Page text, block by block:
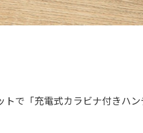
で「充電式カラビナ付きハ